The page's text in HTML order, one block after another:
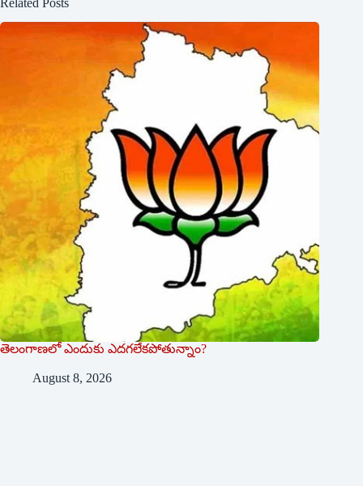
తెలంగాణలో ఎందుకు ఎదగలేకపోతున్నాం?
August 8, 2026